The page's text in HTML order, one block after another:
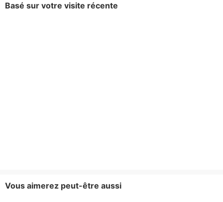
Basé sur votre visite récente
Vous aimerez peut-être aussi